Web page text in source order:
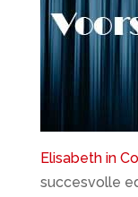
Elisabeth in
succesvolle